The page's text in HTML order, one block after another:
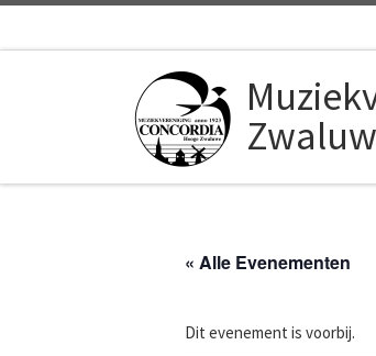
« Alle Evenementen
Dit evenement is voorbij.